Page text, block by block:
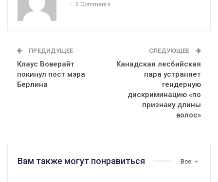
0 Comments
ПРЕДИДУЩЕЕ
Клаус Воверайт
покинул пост мэра
Берлина
СЛЕДУЮЩЕЕ
Канадская лесбийская
пара устраняет
гендерную
дискриминацию «по
признаку длины
волос»
Все
Вам также могут понравиться